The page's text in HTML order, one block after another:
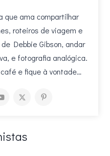
que ama compartilhar
roteiros de viagem e
Debbie Gibson, andar
e fotografia analógica.
e fique à vontade…